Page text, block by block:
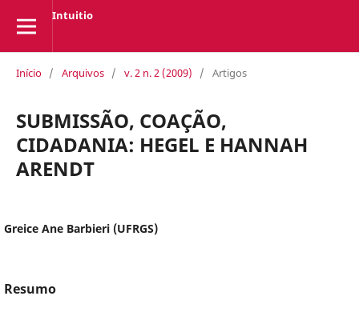
Intuitio
Início / Arquivos / v. 2 n. 2 (2009) / Artigos
SUBMISSÃO, COAÇÃO,
CIDADANIA: HEGEL E HANNAH
ARENDT
Greice Ane Barbieri (UFRGS)
Resumo